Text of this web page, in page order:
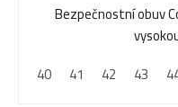
Bezpečnostní obuv
40
41 42 43